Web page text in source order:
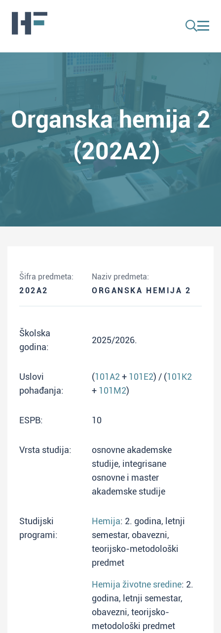
Organska hemija 2
(202A2)
Šifra predmeta:
202A2
Naziv predmeta:
ORGANSKA HEMIJA 2
Školska
godina:
2025/2026.
Uslovi
pohađanja:
(101A2 + 101E2) / (101K2
+ 101M2)
ESPB: 10
Vrsta studija:
osnovne akademske
studije, integrisane
osnovne i master
akademske studije
Studijski
programi:
Hemija: 2. godina, letnji
semestar, obavezni,
teorijsko-metodološki
predmet
Hemija životne sredine: 2.
godina, letnji semestar,
obavezni, teorijsko-
metodološki predmet